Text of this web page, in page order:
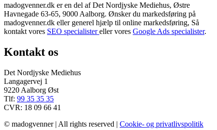
madogvenner.dk er en del af Det Nordjyske Mediehus, Østre
Havnegade 63-65, 9000 Aalborg. Ønsker du markedsføring på
madogvenner.dk eller generel hjælp til online markedsføring, Så
kontakt vores SEO specialistereller vores Google Ads specialister.
Kontakt os
Det Nordjyske Mediehus
Langagervej 1
9220 Aalborg Øst
Tlf: 99 35 35 35
CVR: 18 09 66 41
© madogvenner | All rights reserved | Cookie- og privatlivspolitik